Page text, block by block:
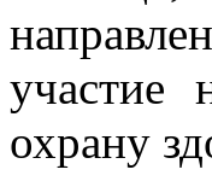
участие
охрану